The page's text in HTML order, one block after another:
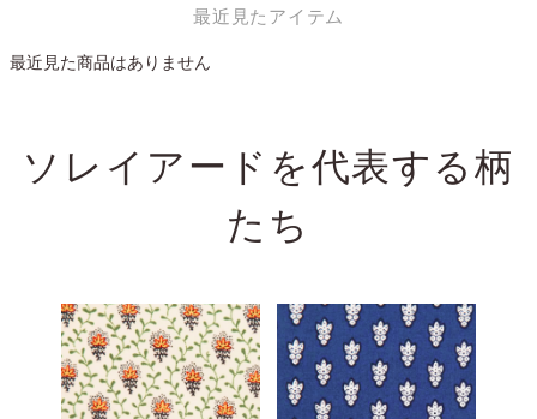
最近見たアイテム
最近見た商品はありません
ソレイアードを代表する柄
たち